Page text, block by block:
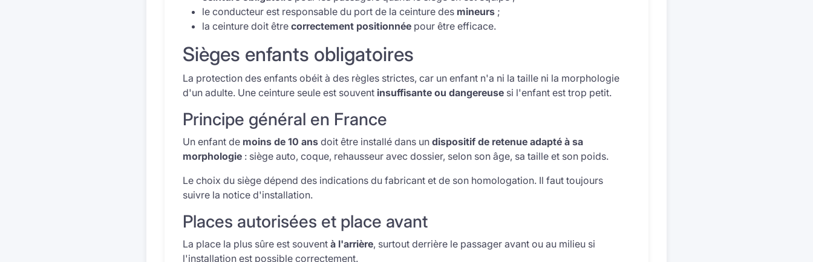
le conducteur est responsable du port de la ceinture des mineurs ;
la ceinture doit être correctement positionnée pour être efficace.
Sièges enfants obligatoires
La protection des enfants obéit à des règles strictes, car un enfant n'a ni la taille ni la morphologie
d'un adulte. Une ceinture seule est souvent insuffisante ou dangereuse si l'enfant est trop petit.
Principe général en France
Un enfant de moins de 10 ans doit être installé dans un dispositif de retenue adapté à sa
morphologie : siège auto, coque, rehausseur avec dossier, selon son âge, sa taille et son poids.
Le choix du siège dépend des indications du fabricant et de son homologation. Il faut toujours
suivre la notice d'installation.
Places autorisées et place avant
La place la plus sûre est souvent à l'arrière, surtout derrière le passager avant ou au milieu si
l'installation est possible correctement.